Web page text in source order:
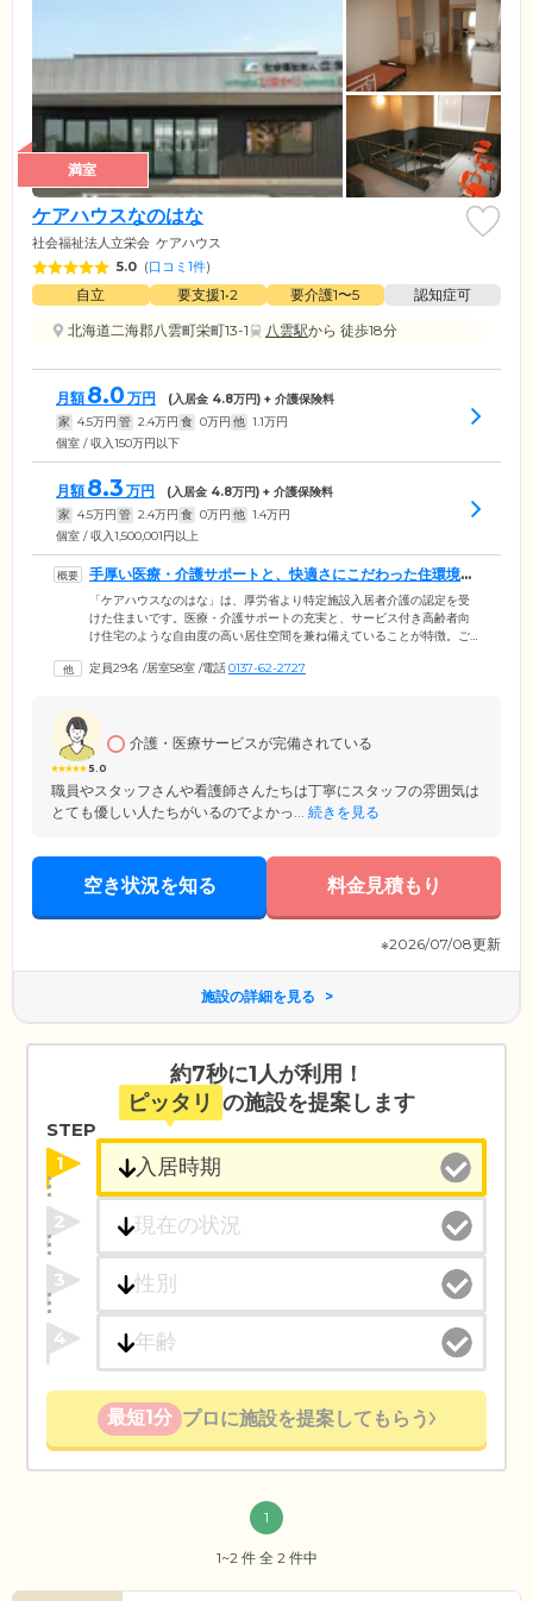
満室
ケアハウスなのはな
社会福祉法人立栄会 ケアハウス
5.0 (口コミ1件)
自立 要支援1•2 要介護1〜5
認知症可
北海道二海郡八雲町栄町13-1
八雲駅から 徒歩18分
月額 8.0 万円 (入居金 4.8万円) + 介護保険料
家 4.5万円 管 2.4万円 食 0万円 他 1.1万円
個室 / 収入150万円以下
月額 8.3 万円 (入居金 4.8万円) + 介護保険料
家 4.5万円 管 2.4万円 食 0万円 他 1.4万円
個室 / 収入1,500,001円以上
手厚い医療・介護サポートと、快適さにこだわった住環境を
両立しています
「ケアハウスなのはな」は、厚労省より特定施設入居者介護の認定を受
けた住まいです。医療・介護サポートの充実と、サービス付き高齢者向
け住宅のような自由度の高い居住空間を兼ね備えていることが特徴。ご
「自立」の方から要介護5の認定を受けた方まで、幅広い方々にご入居い
せて、おしゃべりや趣味の活動を楽しんだりと、悠々自適な毎日をお過
ごしください。
定員29名 /居室58室 /電話0137-62-2727
5.0
介護・医療サービスが完備されている
職員やスタッフさんや看護師さんたちは丁寧にスタッフの雰囲気は
とても優しい人たちがいるのでよかっ... 続きを見る
空き状況を知る 料金見積もり
※2026/07/08更新
施設の詳細を見る
約7秒に1人が利用！
ピッタリ の施設を提案します
STEP
1
2
3
4
最短1分 プロに施設を提案してもらう
1
1~2 件 全 2 件中